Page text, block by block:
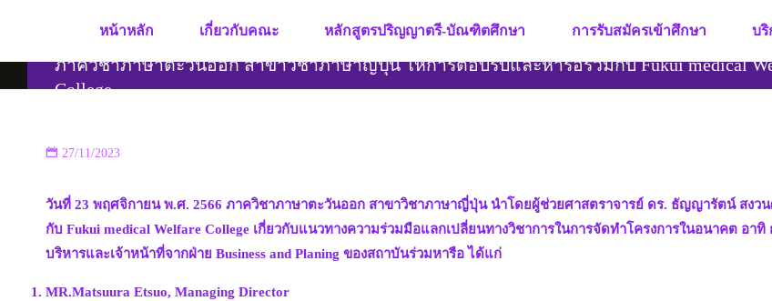
content
หน้าหลัก เกี่ยวกับคณะ หลักสูตรปริญญาตรี-บัณฑิตศึกษา การรับสมัครเข้าศึกษา บริ
ภาควิชาภาษาตะวันออก สาขาวิชาภาษาญี่ปุ่น ให้การต้อบรับและหารือร่วมกับ Fukui medical
College
27/11/2023
วันที่ 23 พฤศจิกายน พ.ศ. 2566 ภาควิชาภาษาตะวันออก สาขาวิชาภาษาญี่ปุ่น นำโดยผู้ช่วยศาสตราจารย์ ดร. ธัญญารัตน์ สง
กับ Fukui medical Welfare College เกี่ยวกับแนวทางความร่วมมือแลกเปลี่ยนทางวิชาการในการจัดทำโครงการในอนาคต
บริหารและเจ้าหน้าที่จากฝ่าย Business and Planing ของสถาบันร่วมหารือ ได้แก่
MR.Matsuura Etsuo, Managing Director